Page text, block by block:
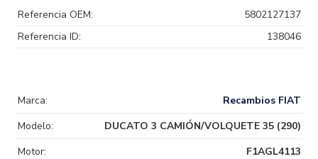
Referencia OEM:
5802127137
Referencia ID:
138046
Marca:
Recambios FIAT
Modelo:
DUCATO 3 CAMIÓN/VOLQUETE 35 (290)
Motor:
F1AGL4113